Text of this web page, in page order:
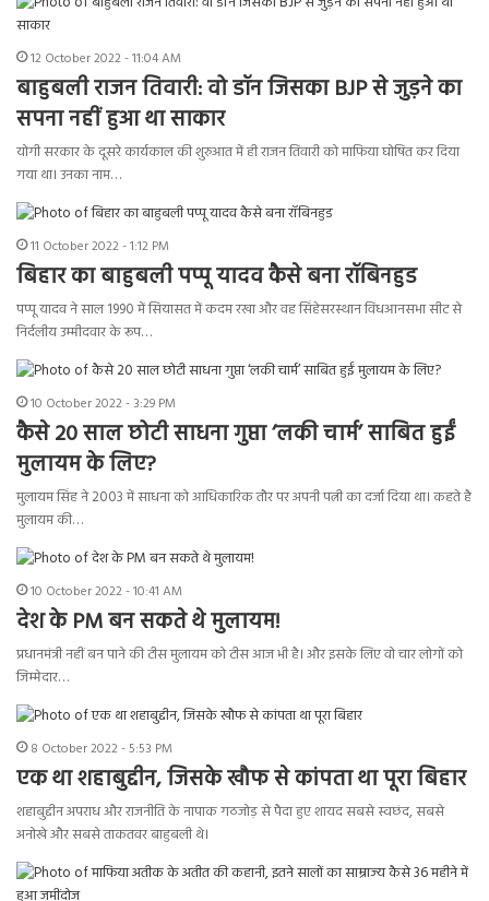
12 October 2022 - 11:04 AM
बाहुबली राजन तिवारी: वो डॉन जिसका BJP से जुड़ने का
सपना नहीं हुआ था साकार
योगी सरकार के दूसरे कार्यकाल की शुरुआत में ही राजन तिवारी को माफिया घोषित कर दिया
गया था। उनका नाम…
11 October 2022 - 1:12 PM
बिहार का बाहुबली पप्पू यादव कैसे बना रॉबिनहुड
पप्पू यादव ने साल 1990 में सियासत में कदम रखा और वह सिंहेसरस्थान विधआनसभा सीट से
निर्दलीय उम्मीदवार के रूप…
10 October 2022 - 3:29 PM
कैसे 20 साल छोटी साधना गुप्ता ‘लकी चार्म’ साबित हुईं
मुलायम के लिए?
मुलायम सिंह ने 2003 में साधना को आधिकारिक तौर पर अपनी पत्नी का दर्जा दिया था। कहते है
मुलायम की…
10 October 2022 - 10:41 AM
देश के PM बन सकते थे मुलायम!
प्रधानमंत्री नहीं बन पाने की टीस मुलायम को टीस आज भी है। और इसके लिए वो चार लोगों को
जिम्मेदार…
8 October 2022 - 5:53 PM
एक था शहाबुद्दीन, जिसके खौफ से कांपता था पूरा बिहार
शहाबुद्दीन अपराध और राजनीति के नापाक गठजोड़ से पैदा हुए शायद सबसे स्वछंद, सबसे
अनोखे और सबसे ताकतवर बाहुबली थे।